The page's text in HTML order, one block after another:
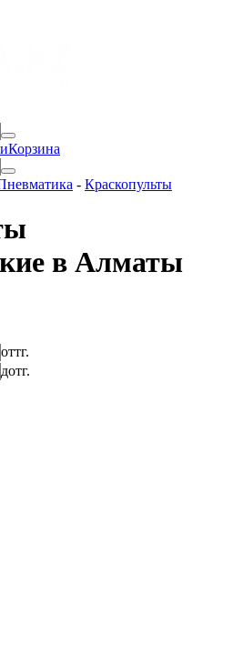
Корзина
- Краскопульты
в Алматы
оттг.
дотг.